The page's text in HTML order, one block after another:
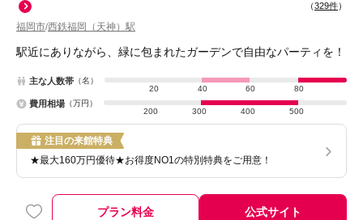
福岡市/西鉄福岡（天神）駅
（329件）
駅近にありながら、緑に包まれたガーデンで自由なパーティを！
主な人数帯 （名）
20
40 60 80
費用相場 （万円）
200
300 400 500
注目の来館特典
★最大160万円優待★お得度NO1の特別特典をご用意！
プラン料金 公式サイト